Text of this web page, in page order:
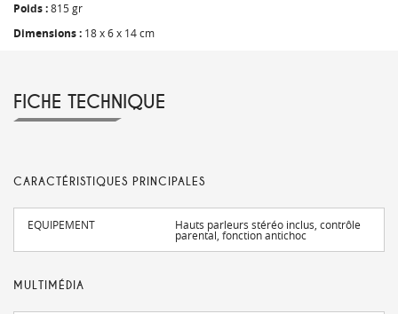
Poids :815 gr
Dimensions : 18 x 6 x 14 cm
FICHE TECHNIQUE
CARACTÉRISTIQUES PRINCIPALES
EQUIPEMENT Hauts parleurs stéréo inclus, contrôle
parental, fonction antichoc
MULTIMÉDIA